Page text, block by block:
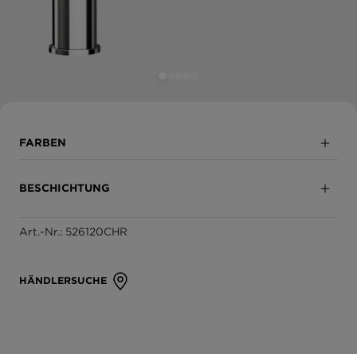
FARBEN
BESCHICHTUNG
Vollbeschichtet
Art.-Nr.: 526120CHR
HÄNDLERSUCHE